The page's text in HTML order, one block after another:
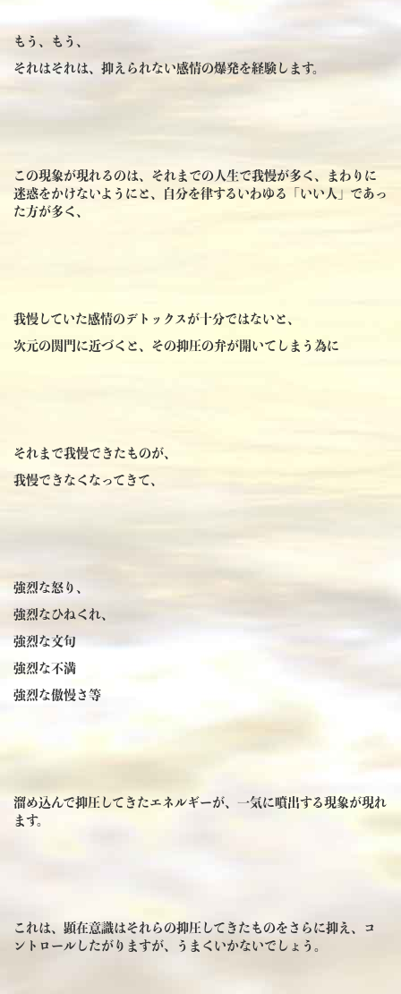
もう、もう、
それはそれは、抑えられない感情の爆発を経験します。
この現象が現れるのは、それまでの人生で我慢が多く、まわりに
迷惑をかけないようにと、自分を律するいわゆる「いい人」であっ
た方が多く、
我慢していた感情のデトックスが十分ではないと、
次元の関門に近づくと、その抑圧の弁が開いてしまう為に
それまで我慢できたものが、
我慢できなくなってきて、
強烈な怒り、
強烈なひねくれ、
強烈な文句
強烈な不満
強烈な傲慢さ等
溜め込んで抑圧してきたエネルギーが、一気に噴出する現象が現れ
ます。
これは、顕在意識はそれらの抑圧してきたものをさらに抑え、コ
ントロールしたがりますが、うまくいかないでしょう。